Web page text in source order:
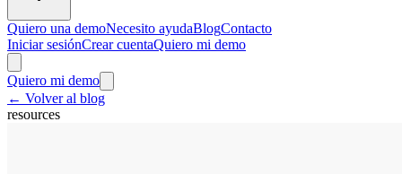
Quiero una demoNecesito ayudaBlogContacto
Iniciar sesiónCrear cuentaQuiero mi demo
Quiero mi demo
← Volver al blog
resources